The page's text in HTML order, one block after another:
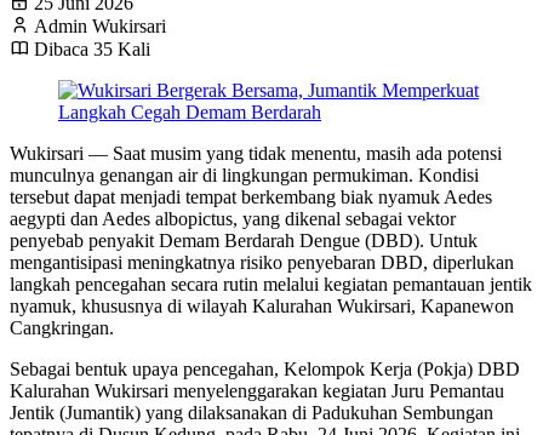
Admin Wukirsari
Dibaca 35 Kali
Wukirsari — Saat musim yang tidak menentu, masih ada potensi
munculnya genangan air di lingkungan permukiman. Kondisi
tersebut dapat menjadi tempat berkembang biak nyamuk Aedes
aegypti dan Aedes albopictus, yang dikenal sebagai vektor
penyebab penyakit Demam Berdarah Dengue (DBD). Untuk
mengantisipasi meningkatnya risiko penyebaran DBD, diperlukan
langkah pencegahan secara rutin melalui kegiatan pemantauan jentik
nyamuk, khususnya di wilayah Kalurahan Wukirsari, Kapanewon
Cangkringan.
Sebagai bentuk upaya pencegahan, Kelompok Kerja (Pokja) DBD
Kalurahan Wukirsari menyelenggarakan kegiatan Juru Pemantau
Jentik (Jumantik) yang dilaksanakan di Padukuhan Sembungan